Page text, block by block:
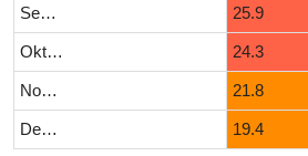
September 25.9
Oktober 24.3
November 21.8
Dezember 19.4